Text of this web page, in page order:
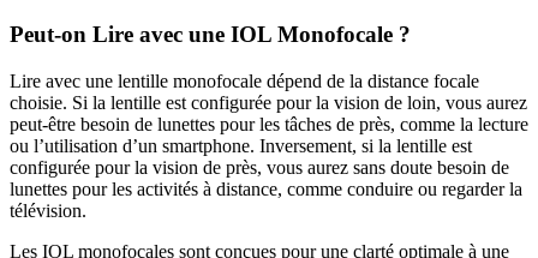
Peut-on Lire avec une IOL Monofocale ?
Lire avec une lentille monofocale dépend de la distance focale
choisie. Si la lentille est configurée pour la vision de loin, vous aurez
peut-être besoin de lunettes pour les tâches de près, comme la lecture
ou l’utilisation d’un smartphone. Inversement, si la lentille est
configurée pour la vision de près, vous aurez sans doute besoin de
lunettes pour les activités à distance, comme conduire ou regarder la
télévision.
Les IOL monofocales sont conçues pour une clarté optimale à une